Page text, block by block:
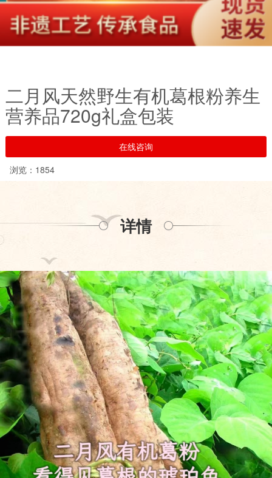
二月风天然野生有机葛根粉养生
营养品720g礼盒包装
在线咨询
浏览：1854
详情